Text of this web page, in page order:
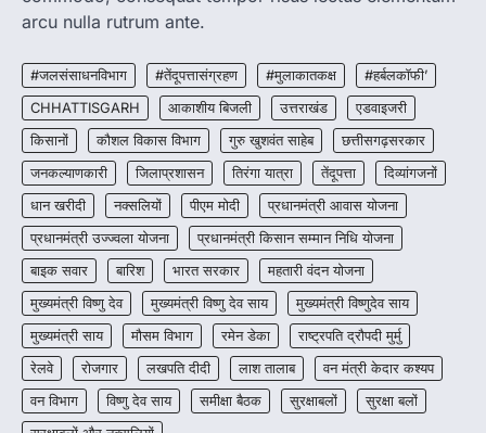
2
3
CG:NEET/JEEऑनलाइन कोचिंग सुविधा हेतु
कोचिंग संस्थानों से आवेदन आमंत्रित
More Khabar August 6, 2026
रायपुर। शैक्षणिक सत्र 2026-27 में सरगुजा जिले के
शासकीय विद्यालयों में कक्षा 11वीं विज्ञान संकाय…
4
CHHATTISGARH
CG:रायपुर में लिव-इन पार्टनर की मौत से
सनसनी, हत्या का शक
More Khabar August 6, 2026
रायपुर। राजधानी रायपुर से एक सनसनीखेज मामला
सामने आया है। मुजगहन थाना क्षेत्र के बोरियाकला…
arcu nulla rutrum ante.
#जलसंसाधनविभाग #तेंदूपत्तासंग्रहण #मुलाकातकक्ष
#हर्बलकॉफी’
CHHATTISGARH
आकाशीय बिजली उत्तराखंड
एडवाइजरी
किसानों
कौशल विकास विभाग गुरु खुशवंत साहेब
छत्तीसगढ़सरकार
जनकल्याणकारी
जिलाप्रशासन तिरंगा यात्रा तेंदूपत्ता
दिव्यांगजनों
धान खरीदी
नक्सलियों पीएम मोदी
प्रधानमंत्री आवास योजना
प्रधानमंत्री उज्ज्वला योजना
प्रधानमंत्री किसान सम्मान निधि योजना
बाइक सवार
बारिश भारत सरकार
महतारी वंदन योजना
मुख्यमंत्री विष्णु देव
मुख्यमंत्री विष्णु देव साय
मुख्यमंत्री विष्णुदेव साय
मुख्यमंत्री साय
मौसम विभाग रमेन डेका
राष्ट्रपति द्रौपदी मुर्मु
रेलवे
रोजगार लखपति दीदी लाश तालाब
वन मंत्री केदार कश्यप
वन विभाग
विष्णु देव साय समीक्षा बैठक सुरक्षाबलों
सुरक्षा बलों